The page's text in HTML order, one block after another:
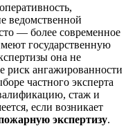
ведомственной
— более современное
государственную
она не
риск ангажированности
частного эксперта
стаж и
если возникает
экспертизу.